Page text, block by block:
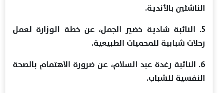
الناشئين بالأندية.
5. النائبة شادية خضير الجمل، عن خطة الوزارة لعمل
رحلات شبابية للمحميات الطبيعية.
6. النائبة رغدة عبد السلام، عن ضرورة الاهتمام بالصحة
النفسية للشباب.